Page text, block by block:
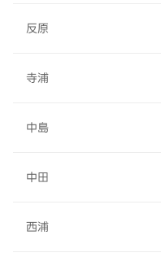
反原
寺浦
中島
中田
西浦